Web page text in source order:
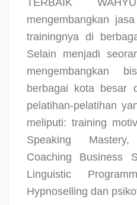
TERBAIK
mengembangkan
trainingnya di
Selain menjadi
mengembangkan
berbagai kota besar
pelatihan-pelatihan
meliputi: training
Speaking
Coaching Business
Linguistic
Hypnoselling dan